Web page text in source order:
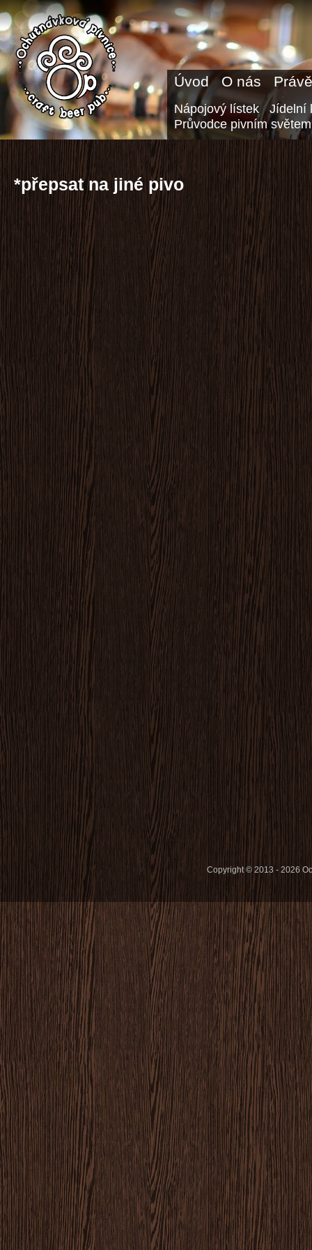
Úvod O nás
Nápojový lístek
Jídelní
Průvodce pivním světem
*přepsat na jiné pivo
Copyright © 2013 - 2026